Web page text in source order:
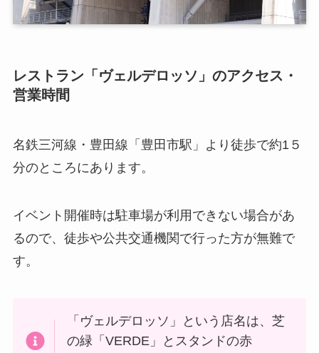
レストラン「ヴェルデロッソ」のアクセス・
営業時間
名鉄三河線・豊田線「豊田市駅」より徒歩で約1５
分のところにあります。
イベント開催時は駐車場が利用できない場合があ
るので、徒歩や公共交通機関で行った方が無難で
す。
「ヴェルデロッソ」という店名は、芝
の緑「VERDE」とスタンドの赤